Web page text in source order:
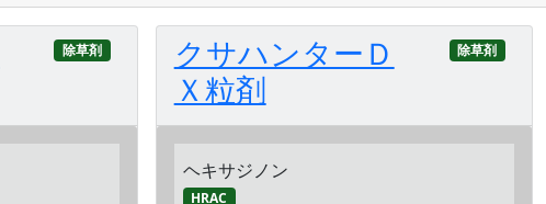
除草剤
クサハンターＤ
Ｘ粒剤
除草剤
ヘキサジノン
HRAC